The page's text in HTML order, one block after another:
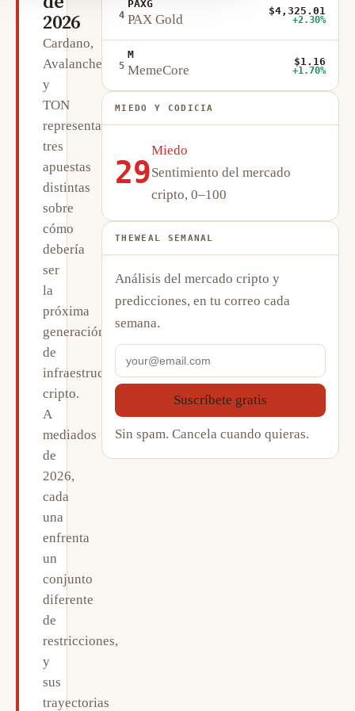
2026
Cardano,
Avalanche
y
TON
representan
tres
apuestas
distintas
sobre
cómo
debería
ser
la
próxima
generación
de
infraestructura
cripto.
A
mediados
de
2026,
cada
una
enfrenta
un
conjunto
diferente
de
restricciones,
y
sus
trayectorias
4
PAXG
PAX Gold
$4,325.01
+2.30%
5
M
MemeCore
$1.16
+1.70%
MIEDO Y CODICIA
29
Miedo
Sentimiento del mercado
cripto, 0–100
THEWEAL SEMANAL
Análisis del mercado cripto y
predicciones, en tu correo cada
semana.
Suscríbete gratis
Sin spam. Cancela cuando quieras.